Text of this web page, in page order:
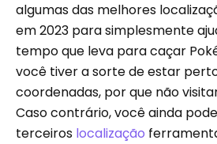
algumas das melhores
em 2023 para simplesmente
tempo que leva para caçar
você tiver a sorte de estar
coordenadas, por que não
Caso contrário, você ainda
terceiros localização